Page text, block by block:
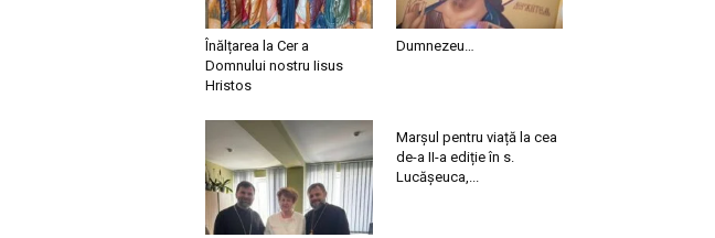
Înălțarea la Cer a
Domnului nostru Iisus
Hristos
Dumnezeu…
Marșul pentru viață la cea
de-a II-a ediție în s.
Lucășeuca,...